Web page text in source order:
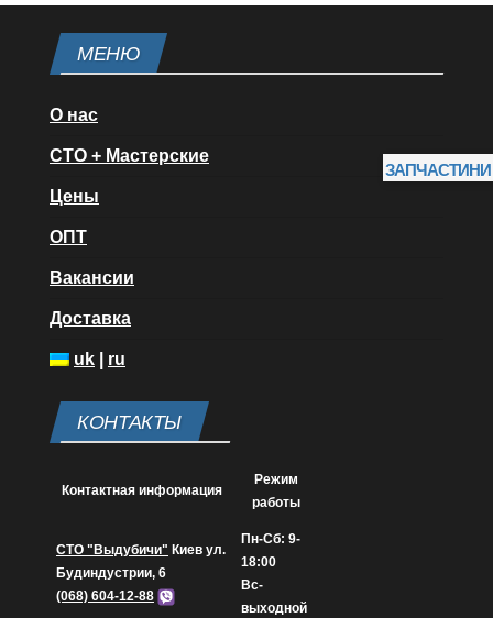
МЕНЮ
О нас
СТО + Мастерские
Цены
ОПТ
Вакансии
Доставка
uk ru
КОНТАКТЫ
Контактная информация
Режим
работы
СТО "Выдубичи" Киев ул.
Будиндустрии, 6
(068) 604-12-88
Пн-Сб: 9-
18:00
Вс-
выходной
ЗАПЧАСТИНИ